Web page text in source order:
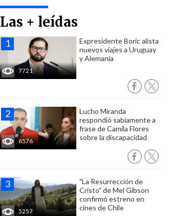
Las + leídas
7721
Expresidente Boric alista
nuevos viajes a Uruguay
y Alemania
6576
Lucho Miranda
respondió sabiamente a
frase de Camila Flores
sobre la discapacidad
5257
"La Resurrección de
Cristo" de Mel Gibson
confirmó estreno en
cines de Chile